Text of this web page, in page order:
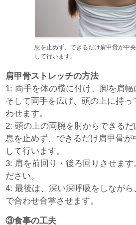
息を止めず、できるだけ肩甲骨が中
して行います。
肩甲骨ストレッチの方法
1: 両手を体の横に付け、脚を肩幅
そして両手を広げ、頭の上に持っ
わせます。
2: 頭の上の両腕を肘からできるだ
息を止めず、できるだけ肩甲骨
して行います。
3: 肩を前回り・後ろ回りさせます
ださい。
4: 最後は、深い深呼吸をしなが
で合わせ合掌させます。
③食事の工夫